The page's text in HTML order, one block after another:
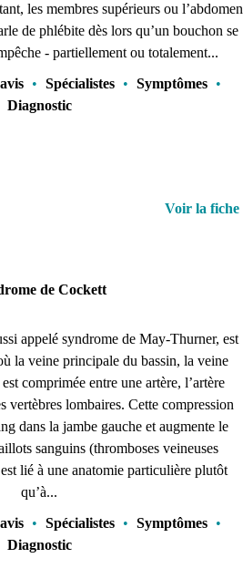
les membres supérieurs ou l’abdomen
de phlébite dès lors qu’un bouchon se
- partiellement ou totalement...
• Spécialistes • Symptômes •
Diagnostic
Voir la fiche
de Cockett
appelé syndrome de May-Thurner, est
la veine principale du bassin, la veine
comprimée entre une artère, l’artère
vertèbres lombaires. Cette compression
dans la jambe gauche et augmente le
sanguins (thromboses veineuses
lié à une anatomie particulière plutôt
qu’à...
• Spécialistes • Symptômes •
Diagnostic